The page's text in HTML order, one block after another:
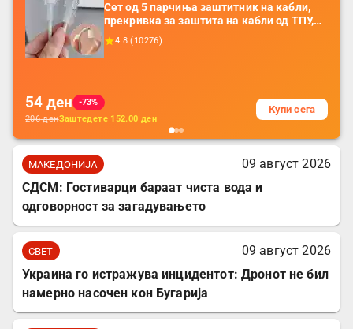
Сет од 5 парчиња заштитник на кабли,
прекривка за заштита на кабли од ТПУ,
додатоци за заштита на кабли, без
батерија, за мобилни телефони, комплет
4.8 ( 10276)
54 ден
-73%
206денЗаштедете 152.00 ден
Купи сега
МАКЕДОНИЈА
09 август 2026
СДСМ: Гостиварци бараат чиста вода и
одговорност за загадувањето
СВЕТ
09 август 2026
Украина го истражува инцидентот: Дронот не бил
намерно насочен кон Бугарија